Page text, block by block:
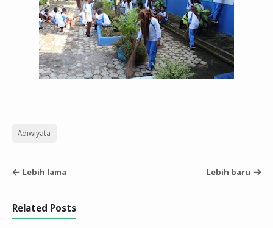
Adiwiyata
Lebih lama Lebih baru
Related Posts